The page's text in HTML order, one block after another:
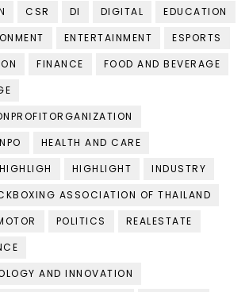
CSR DI DIGITAL
EDUCATION
ENTERTAINMENT
ESPORTS
FINANCE
FOOD AND BEVERAGE
HEALTH AND CARE
HIGHLIGH HIGHLIGHT
INDUSTRY
ASSOCIATION OF THAILAND
POLITICS
REALESTATE
AND INNOVATION